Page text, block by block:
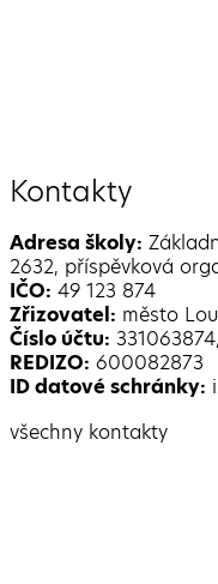
Kontakty
Adresa školy:
2632, příspěvková
IČO: 49 123 874
Zřizovatel: město
Číslo účtu:
REDIZO: 600082873
ID datové schránky:
všechny kontakty